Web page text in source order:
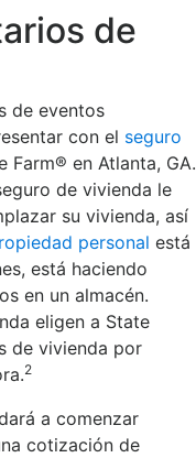
de
de eventos
con el seguro
Farm® en Atlanta, GA.
de vivienda le
su vivienda, así
personal está
está haciendo
en un almacén.
eligen a State
de vivienda por
2
a comenzar
cotización de